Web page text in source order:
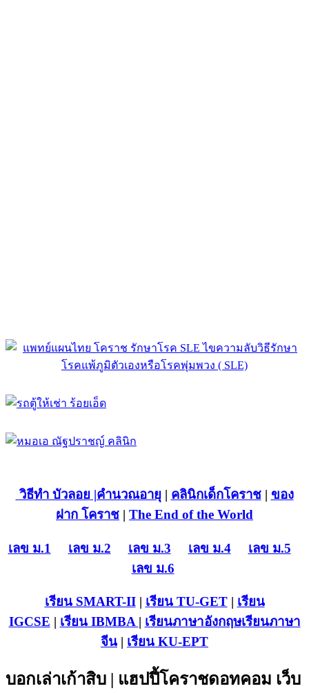
วิธีทำ บัวลอย |คำนวณอายุ | คลินิกเด็กโคราช| ของ
ฝาก โคราช | The End of the World
เลข ม.1 เลข ม.2 เลข ม.3 เลข ม.4
เลข ม.5
เลข ม.6
เรียน SMART-II| เรียน TU-GET| เรียน
IGCSE | เรียน IBMBA | เรียนภาษาอังกฤษเรียนภาษา
จีน | เรียน KU-EPT
บอกเล่าเก้าสิบ | แฮปปี้โคราชดอทคอม เว็บ